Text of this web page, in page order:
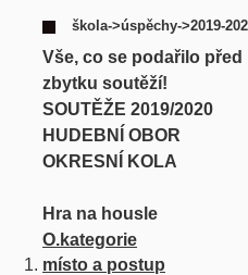
škola->úspěchy->2019-
Vše, co se podařilo
zbytku soutěží!
SOUTĚŽE 2019/2020
HUDEBNÍ OBOR
OKRESNÍ KOLA
Hra na housle
O.kategorie
místo a postup